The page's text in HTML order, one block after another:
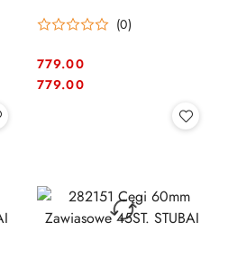
STUBAI
(0)
Cena:
779.00
Cena:
779.00